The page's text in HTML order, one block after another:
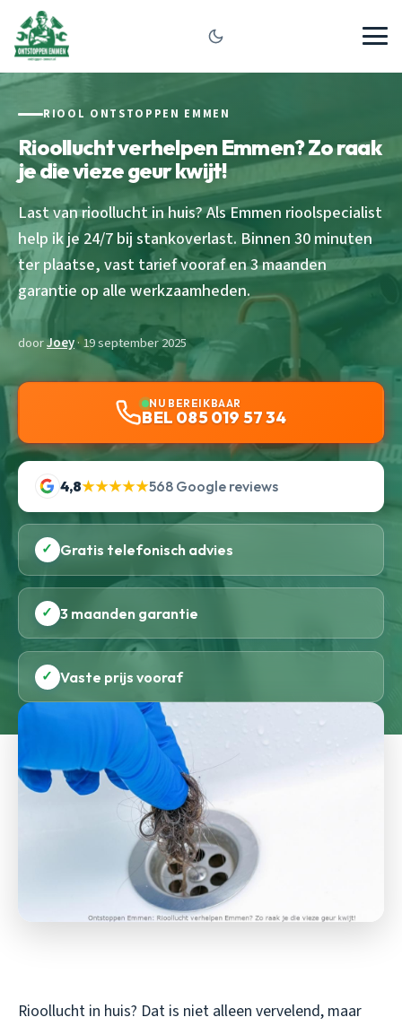
RIOOL ONTSTOPPEN EMMEN
Rioollucht verhelpen Emmen? Zo raak
je die vieze geur kwijt!
Last van rioollucht in huis? Als Emmen rioolspecialist
help ik je 24/7 bij stankoverlast. Binnen 30 minuten
ter plaatse, vast tarief vooraf en 3 maanden
garantie op alle werkzaamheden.
doorJoey· 19 september 2025
NU BEREIKBAAR
BEL 085 019 57 34
4,8★★★★★568 Google reviews
✓ Gratis telefonisch advies
✓ 3 maanden garantie
✓ Vaste prijs vooraf
Rioollucht in huis? Dat is niet alleen vervelend, maar